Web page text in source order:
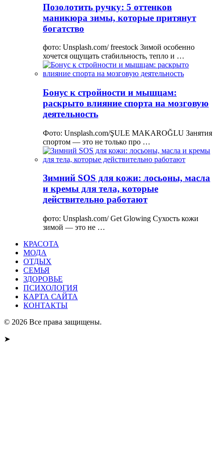
Позолотить ручку: 5 оттенков
маникюра зимы, которые притянут
богатство
фото: Unsplash.com/ freestock Зимой особенно
хочется ощущать стабильность, тепло и …
Бонус к стройности и мышцам:
раскрыто влияние спорта на мозговую
деятельность
Фото: Unsplash.com/ŞULE MAKAROĞLU Занятия
спортом — это не только про …
Зимний SOS для кожи: лосьоны, масла
и кремы для тела, которые
действительно работают
фото: Unsplash.com/ Get Glowing Сухость кожи
зимой — это не …
КРАСОТА
МОДА
ОТДЫХ
СЕМЬЯ
ЗДОРОВЬЕ
ПСИХОЛОГИЯ
КАРТА САЙТА
КОНТАКТЫ
© 2026 Все права защищены.
➤